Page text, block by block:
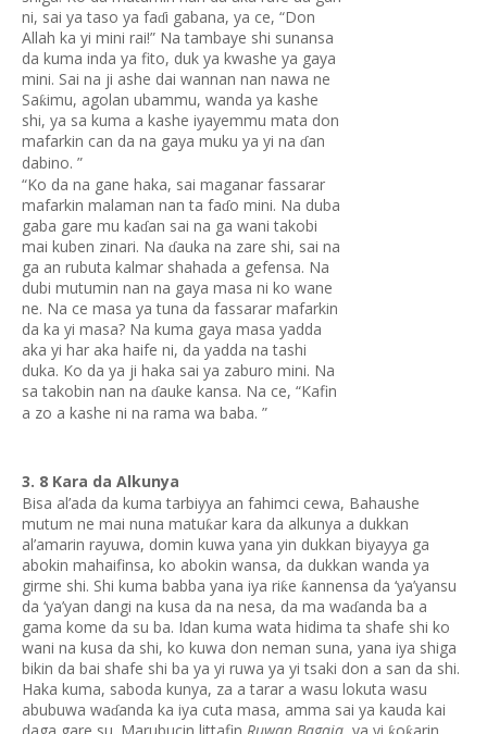
ni, sai ya taso ya faɗi gabana, ya ce, “Don
Allah ka yi mini rai!” Na tambaye shi sunansa
da kuma inda ya fito, duk ya kwashe ya gaya
mini. Sai na ji ashe dai wannan nan nawa ne
Saƙimu, agolan ubammu, wanda ya kashe
shi, ya sa kuma a kashe iyayemmu mata don
mafarkin can da na gaya muku ya yi na ɗan
dabino. ”
“Ko da na gane haka, sai maganar fassarar
mafarkin malaman nan ta faɗo mini. Na duba
gaba gare mu kaɗan sai na ga wani takobi
mai kuben zinari. Na ɗauka na zare shi, sai na
ga an rubuta kalmar shahada a gefensa. Na
dubi mutumin nan na gaya masa ni ko wane
ne. Na ce masa ya tuna da fassarar mafarkin
da ka yi masa? Na kuma gaya masa yadda
aka yi har aka haife ni, da yadda na tashi
duka. Ko da ya ji haka sai ya zaburo mini. Na
sa takobin nan na ɗauke kansa. Na ce, “Kafin
a zo a kashe ni na rama wa baba. ”
3. 8 Kara da Alkunya
Bisa al’ada da kuma tarbiyya an fahimci cewa, Bahaushe
mutum ne mai nuna matuƙar kara da alkunya a dukkan
al’amarin rayuwa, domin kuwa yana yin dukkan biyayya ga
abokin mahaifinsa, ko abokin wansa, da dukkan wanda ya
girme shi. Shi kuma babba yana iya riƙe ƙannensa da ‘ya’yansu
da ‘ya’yan dangi na kusa da na nesa, da ma waɗanda ba a
gama kome da su ba. Idan kuma wata hidima ta shafe shi ko
wani na kusa da shi, ko kuwa don neman suna, yana iya shiga
bikin da bai shafe shi ba ya yi ruwa ya yi tsaki don a san da shi.
Haka kuma, saboda kunya, za a tarar a wasu lokuta wasu
abubuwa waɗanda ka iya cuta masa, amma sai ya kauda kai